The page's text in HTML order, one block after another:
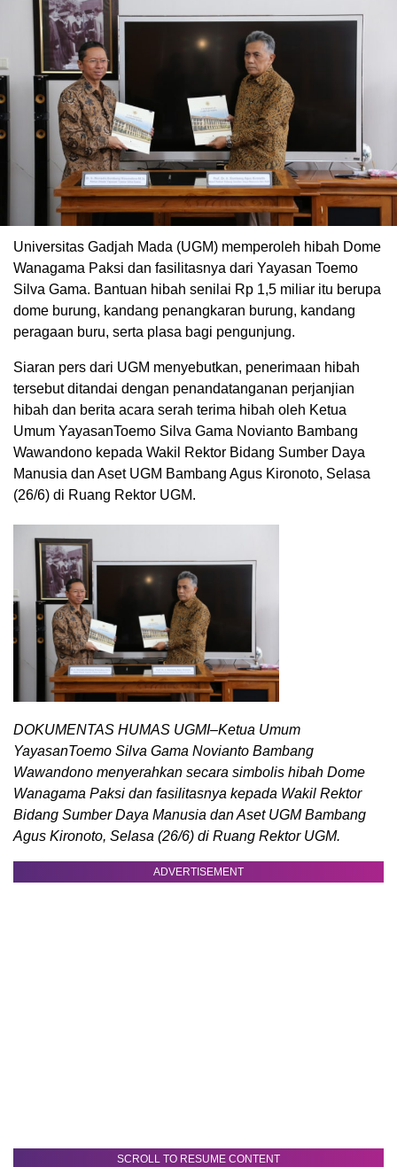
Universitas Gadjah Mada (UGM) memperoleh hibah Dome
Wanagama Paksi dan fasilitasnya dari Yayasan Toemo
Silva Gama. Bantuan hibah senilai Rp 1,5 miliar itu berupa
dome burung, kandang penangkaran burung, kandang
peragaan buru, serta plasa bagi pengunjung.
Siaran pers dari UGM menyebutkan, penerimaan hibah
tersebut ditandai dengan penandatanganan perjanjian
hibah dan berita acara serah terima hibah oleh Ketua
Umum YayasanToemo Silva Gama Novianto Bambang
Wawandono kepada Wakil Rektor Bidang Sumber Daya
Manusia dan Aset UGM Bambang Agus Kironoto, Selasa
(26/6) di Ruang Rektor UGM.
DOKUMENTAS HUMAS UGMI–Ketua Umum
YayasanToemo Silva Gama Novianto Bambang
Wawandono menyerahkan secara simbolis hibah Dome
Wanagama Paksi dan fasilitasnya kepada Wakil Rektor
Bidang Sumber Daya Manusia dan Aset UGM Bambang
Agus Kironoto, Selasa (26/6) di Ruang Rektor UGM.
ADVERTISEMENT
SCROLL TO RESUME CONTENT